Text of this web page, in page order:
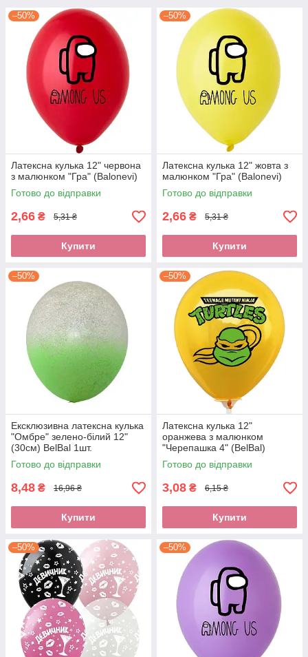
–50%
Латексна кулька 12" червона
з малюнком "Гра" (Balonevi)
Готово до відправки
2,66 ₴ 5,31 ₴
Купити
–50%
Латексна кулька 12" жовта з
малюнком "Гра" (Balonevi)
Готово до відправки
2,66 ₴ 5,31 ₴
Купити
–50%
Ексклюзивна латексна кулька
"Омбре" зелено-білий 12"
(30см) BelBal 1шт.
Готово до відправки
8,48 ₴ 16,96 ₴
Купити
–50%
Латексна кулька 12"
оранжева з малюнком
"Черепашка 4" (BelBal)
Готово до відправки
3,08 ₴ 6,15 ₴
Купити
–50% –50%